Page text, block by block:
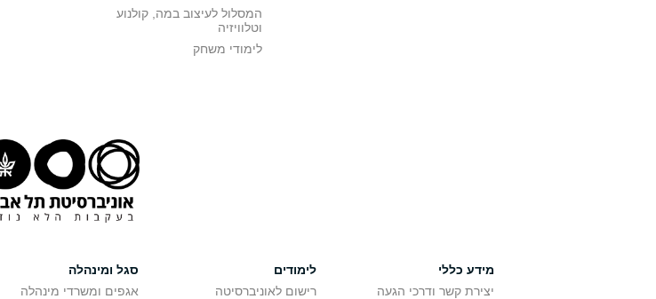
המסלול לעיצוב במה, קולנוע
וטלוויזיה
לימודי משחק
מידע כללי
יצירת קשר ודרכי הגעה
לימודים
רישום לאוניברסיטה
סגל ומינהלה
אגפים ומשרדי מינהלה